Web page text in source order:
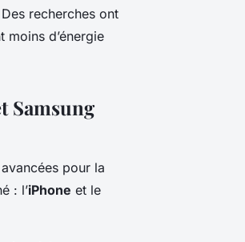
recherches ont
moins d’énergie
Samsung
pour la
: l’iPhone et le